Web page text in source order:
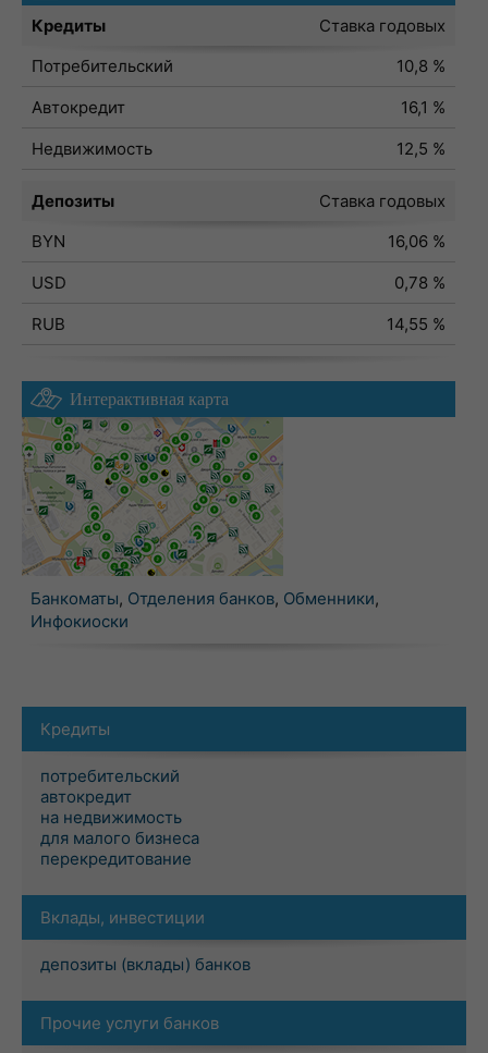
Кредиты
Ставка годовых
Потребительский
10,8 %
Автокредит
16,1 %
Недвижимость
12,5 %
Депозиты
Ставка годовых
BYN
16,06 %
USD
0,78 %
RUB
14,55 %
Интерактивная карта
Банкоматы, Отделения банков, Обменники,
Инфокиоски
Кредиты
потребительский
автокредит
на недвижимость
для малого бизнеса
перекредитование
Вклады, инвестиции
депозиты (вклады) банков
Прочие услуги банков